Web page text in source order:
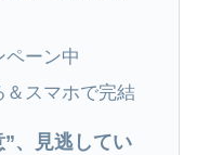
ペーン中
＆スマホで完結
、見逃してい